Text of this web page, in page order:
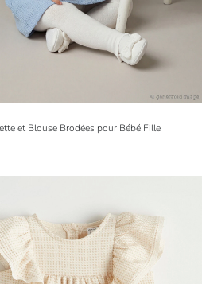
et Blouse Brodées pour Bébé Fille